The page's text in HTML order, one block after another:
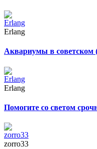
Erlang
Аквариумы в советском
Erlang
Помогите со светом
zorro33